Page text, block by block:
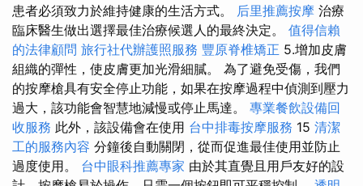
患者必須致力於維持健康的生活方式。 后里推薦按摩 治療
臨床醫生做出選擇最佳治療候選人的最終決定。 值得信賴
的法律顧問 旅行社代辦護照服務 豐原脊椎矯正 5.增加皮膚
組織的彈性，使皮膚更加光滑細膩。 為了避免受傷，我們
的按摩槍具有安全停止功能，如果在按摩過程中偵測到壓力
過大，該功能會智慧地減慢或停止馬達。 專業餐飲設備回
收服務 此外，該設備會在使用 台中排毒按摩服務 15 清潔
工的服務內容 分鐘後自動關閉，從而促進最佳使用並防止
過度使用。 台中眼科推薦專家 由於其直覺且用戶友好的設